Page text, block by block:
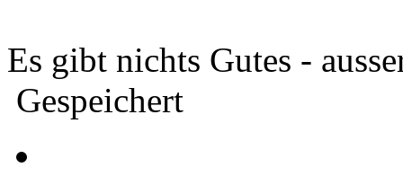
Es gibt nichts Gutes -
Gespeichert